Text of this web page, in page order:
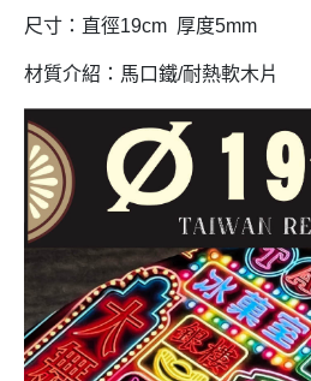
尺寸：直徑19cm 厚度5mm
材質介紹：馬口鐵/耐熱軟木片